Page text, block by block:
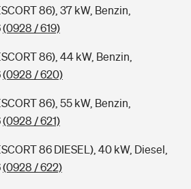
86), 37 kW, Benzin,
(0928 / 619)
86), 44 kW, Benzin,
(0928 / 620)
86), 55 kW, Benzin,
(0928 / 621)
86 DIESEL), 40 kW, Diesel,
(0928 / 622)